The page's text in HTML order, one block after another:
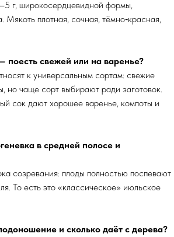
г, широкосердцевидной формы,
Мякоть плотная, сочная, тёмно‑красная,
поесть свежей или на варенье?
к универсальным сортам: свежие
но чаще сорт выбирают ради заготовок.
сок дают хорошее варенье, компоты и
в средней полосе и
созревания: плоды полностью поспевают
То есть это «классическое» июльское
и сколько даёт с дерева?